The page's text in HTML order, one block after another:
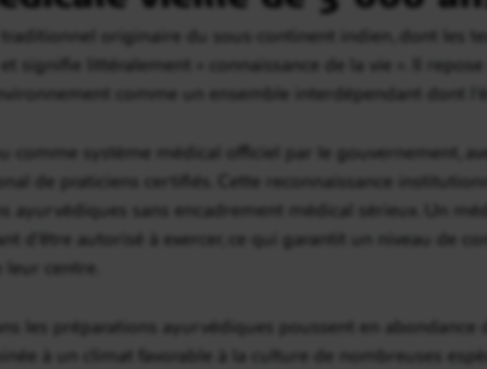
originaire du sous-continent indien, dont les
signifie littéralement « connaissance de la vie ». Il
comme un ensemble interdépendant dont
comme système médical officiel par le gouvernement,
de praticiens certifiés. Cette reconnaissance
ayurvédiques sans encadrement médical sérieux. Un
d’être autorisé à exercer, ce qui garantit un niveau de
centre.
les préparations ayurvédiques poussent en abondance
à un climat favorable à la culture de nombreuses